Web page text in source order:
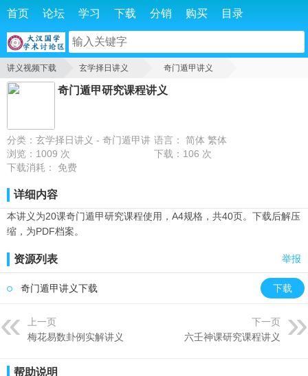
首页 论坛 学习 下载 分销 购买 目录
讲义视频下载 玄学择日讲义 奇门遁甲讲义
奇门遁甲研究课程讲义奇门遁甲研究课程讲义
分类：玄学择日讲义 - 奇门遁甲讲
义
语言： 简体 繁体
浏览：1009 次
下载：106 次
下载消耗： 免费
详细内容
本讲义为20课奇门遁甲研究课程使用，A4规格，共40页。下载后解压
缩，为PDF档案。
资源列表 举报
奇门遁甲讲义下载 下载
上一页
梅花易数卦例实解讲义
下一页
六壬神课研究课程讲义
帮助说明